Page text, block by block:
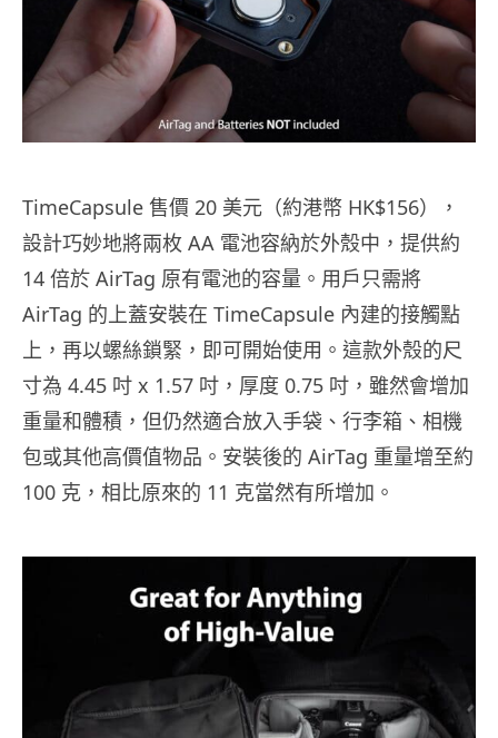
TimeCapsule 售價 20 美元（約港幣 HK$156），
設計巧妙地將兩枚 AA 電池容納於外殼中，提供約
14 倍於 AirTag 原有電池的容量。用戶只需將
AirTag 的上蓋安裝在 TimeCapsule 內建的接觸點
上，再以螺絲鎖緊，即可開始使用。這款外殼的尺
寸為 4.45 吋 x 1.57 吋，厚度 0.75 吋，雖然會增加
重量和體積，但仍然適合放入手袋、行李箱、相機
包或其他高價值物品。安裝後的 AirTag 重量增至約
100 克，相比原來的 11 克當然有所增加。